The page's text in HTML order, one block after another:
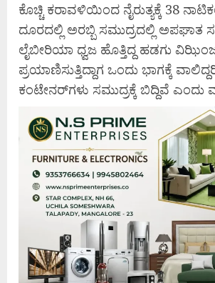
ಕೊಚ್ಚಿ ಕರಾವಳಿಯಿಂದ ನೈರುತ್ಯಕ್ಕೆ 38
ದೂರದಲ್ಲಿ ಅರಬ್ಬಿ ಸಮುದ್ರದಲ್ಲಿ ಅಪಘಾತ
ಲೈಬೀರಿಯಾ ಧ್ವಜ ಹೊತ್ತಿದ್ದ ಹಡಗು
ಪ್ರಯಾಣಿಸುತ್ತಿದ್ದಾಗ ಒಂದು ಭಾಗಕ್ಕೆ
ಕಂಟೇನರ್‌ಗಳು ಸಮುದ್ರಕ್ಕೆ ಬಿದ್ದಿವೆ